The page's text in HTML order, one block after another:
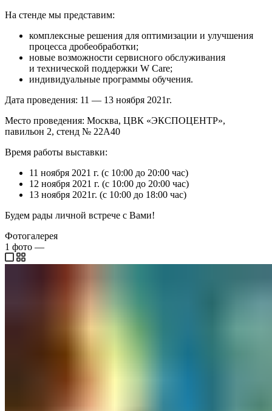
На стенде мы представим:
комплексные решения для оптимизации и улучшения
процесса дробеобработки;
новые возможности сервисного обслуживания
и технической поддержки W Care;
индивидуальные программы обучения.
Дата проведения: 11 — 13 ноября 2021г.
Место проведения: Москва, ЦВК «ЭКСПОЦЕНТР»,
павильон 2, стенд № 22А40
Время работы выставки:
11 ноября 2021 г. (с 10:00 до 20:00 час)
12 ноября 2021 г. (с 10:00 до 20:00 час)
13 ноября 2021г. (с 10:00 до 18:00 час)
Будем рады личной встрече с Вами!
Фотогалерея
1 фото —